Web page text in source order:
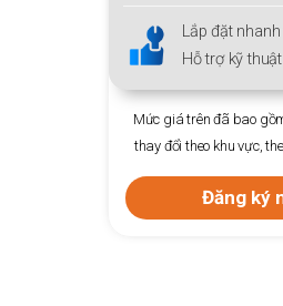
Lắp đặt nhanh trong
Hỗ trợ kỹ thuật 24/7
Mức giá trên đã bao gồm VAT.
thay đổi theo khu vực, theo từng
Đăng ký ngay